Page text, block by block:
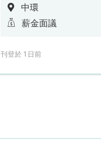
中環
薪金面議
刊登於 1日前